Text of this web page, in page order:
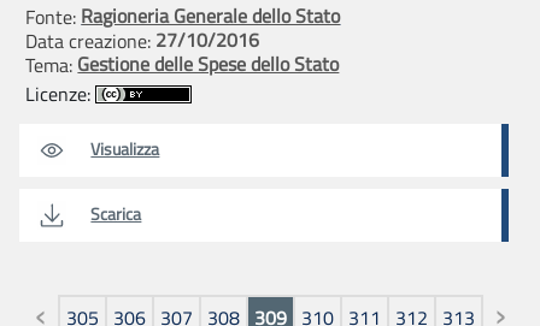
Fonte: Ragioneria Generale dello Stato
Data creazione: 27/10/2016
Tema: Gestione delle Spese dello Stato
Licenze:
Visualizza
Scarica
Pagine
305 306 307 308 309 310 311 312 313